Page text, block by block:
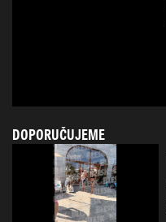
DOPORUČUJEME